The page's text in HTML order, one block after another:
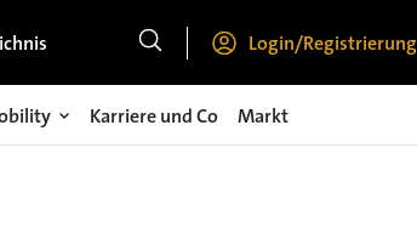
Login/Registrierung
Karriere und Co Markt